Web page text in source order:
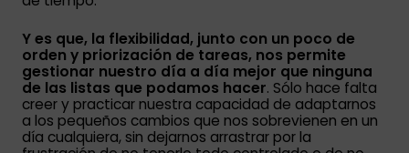
Y es que, la flexibilidad, junto con un poco de
orden y priorización de tareas, nos permite
gestionar nuestro día a día mejor que ninguna
de las listas que podamos hacer. Sólo hace falta
creer y practicar nuestra capacidad de adaptarnos
a los pequeños cambios que nos sobrevienen en un
día cualquiera, sin dejarnos arrastrar por la